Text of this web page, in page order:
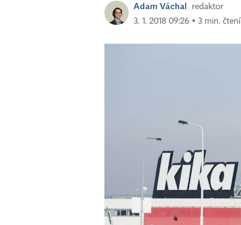
Adam Váchal
redaktor
3. 1. 2018 09:26 ▪ 3 min. čtení